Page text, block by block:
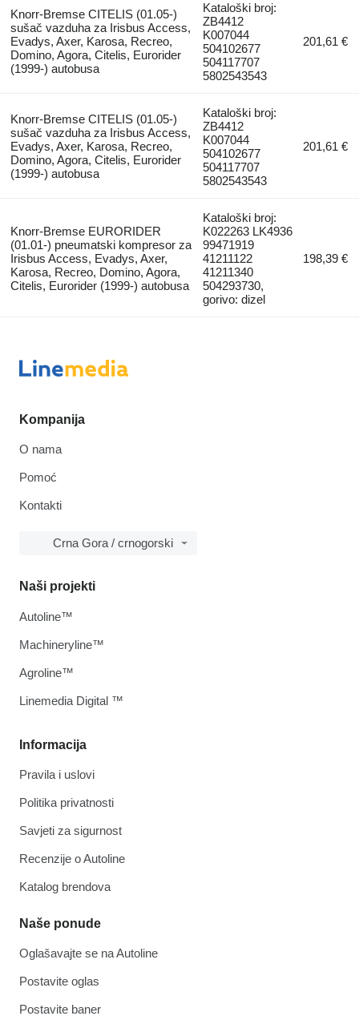
Knorr-Bremse CITELIS (01.05-)
sušač vazduha za Irisbus Access,
Evadys, Axer, Karosa, Recreo,
Domino, Agora, Citelis, Eurorider
(1999-) autobusa
Kataloški broj:
ZB4412
K007044
504102677
504117707
5802543543
201,61 €
Knorr-Bremse CITELIS (01.05-)
sušač vazduha za Irisbus Access,
Evadys, Axer, Karosa, Recreo,
Domino, Agora, Citelis, Eurorider
(1999-) autobusa
Kataloški broj:
ZB4412
K007044
504102677
504117707
5802543543
201,61 €
Knorr-Bremse EURORIDER
(01.01-) pneumatski kompresor za
Irisbus Access, Evadys, Axer,
Karosa, Recreo, Domino, Agora,
Citelis, Eurorider (1999-) autobusa
Kataloški broj:
K022263 LK4936
99471919
41211122
41211340
504293730,
gorivo: dizel
198,39 €
Kompanija
O nama
Pomoć
Kontakti
Crna Gora / crnogorski
Informacija
Pravila i uslovi
Politika privatnosti
Savjeti za sigurnost
Recenzije o Autoline
Katalog brendova
Naše ponude
Oglašavajte se na Autoline
Postavite oglas
Postavite baner
Naši projekti
Autoline™
Machineryline™
Agroline™
Linemedia Digital ™